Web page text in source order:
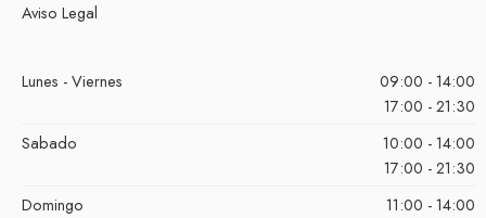
Aviso Legal
Lunes - Viernes
09:00 - 14:00
17:00 - 21:30
Sabado
10:00 - 14:00
17:00 - 21:30
Domingo
11:00 - 14:00